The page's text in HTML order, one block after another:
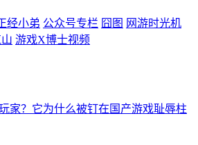
经小弟 公众号专栏 囧图 网游时光机
游戏X博士视频
家？它为什么被钉在国产游戏耻辱柱